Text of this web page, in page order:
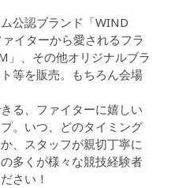
公認ブランド「WIND
イターから愛されるフラ
」、その他オリジナルブラ
等を販売。もちろん会場
る、ファイターに嬉しい
。いつ、どのタイミング
、スタッフが親切丁寧に
多くが様々な競技経験者
さい！